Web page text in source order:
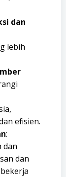
dan
lebih
efisien.
:
dan
dan